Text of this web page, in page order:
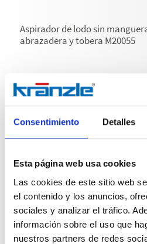
Consentimiento Detalles
Esta página web usa cookies
Las cookies de este sitio web
el contenido y los anuncios,
sociales y analizar el tráfico.
información sobre el uso que
nuestros partners de redes
Aspirador de lodo sin
abrazadera y tobera M20055